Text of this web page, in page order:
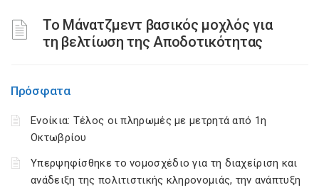
To Μάνατζμεντ βασικός μοχλός για
τη βελτίωση της Αποδοτικότητας
Πρόσφατα
Ενοίκια: Τέλος οι πληρωμές με μετρητά από 1η
Οκτωβρίου
Υπερψηφίσθηκε το νομοσχέδιο για τη διαχείριση και
ανάδειξη της πολιτιστικής κληρονομιάς, την ανάπτυξη